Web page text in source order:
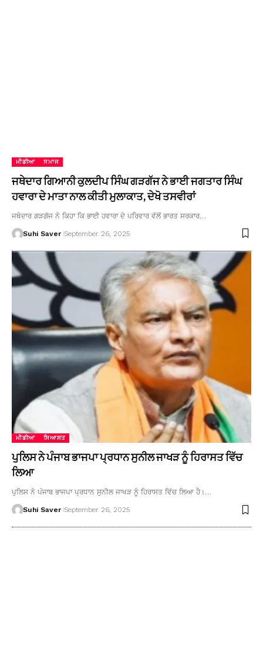
ਮੀਡੀਆ ਸਮਾਜ
ਜਥੇਦਾਰ ਗਿਆਨੀ ਕੁਲਦੀਪ ਸਿੰਘ ਗੜਗੱਜ ਨੇ ਭਾਈ ਜਗਤਾਰ ਸਿੰਘ
ਹਵਾਰਾ ਦੇ ਮਾਤਾ ਨਾਲ ਕੀਤੀ ਮੁਲਾਕਾਤ, ਦੇਖੋ ਤਸਵੀਰਾਂ
ਜਥੇਦਾਰ ਗੜਗੱਜ ਨੇ ਕਿਹਾ ਕਿ ਭਾਈ ਹਵਾਰਾ ਦੇ ਪਰਿਵਾਰ ਵੱਲੋਂ ਭਾਰਤ ਸਰਕਾਰ…
Suhi Saver September 26, 2025
ਮੀਡੀਆ ਸਿਆਸਤ
ਪੁਲਿਸ ਨੇ ਪੰਜਾਬ ਭਾਜਪਾ ਪ੍ਰਧਾਨ ਸੁਨੀਲ ਜਾਖੜ ਨੂੰ ਹਿਰਾਸਤ ਵਿੱਚ
ਲਿਆ
ਪੁਲਿਸ ਨੇ ਪੰਜਾਬ ਭਾਜਪਾ ਪ੍ਰਧਾਨ ਸੁਨੀਲ ਜਾਖੜ ਨੂੰ ਹਿਰਾਸਤ ਵਿੱਚ ਲਿਆ ਹੈ।…
Suhi Saver September 26, 2025